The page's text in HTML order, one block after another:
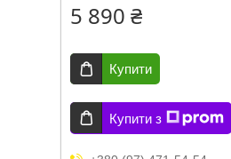
5 890 ₴
Купити
Купити з